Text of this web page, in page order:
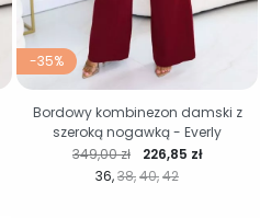
-35%
36 38 40 42
Cena regularna
349,00 zł Cena
226,85 zł
Bordowy kombinezon damski z
szeroką nogawką - Everly